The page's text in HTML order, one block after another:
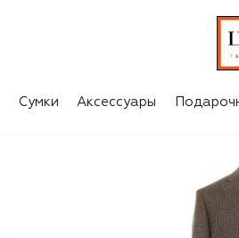
Сумки Аксессуары